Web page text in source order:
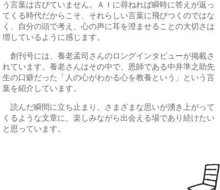
う言葉は古びていません。ＡＩに尋ねれば瞬時に答えが返っ
てくる時代だからこそ、それらしい言葉に飛びつくのではな
く、自分の頭で考え、心の声に耳を澄ませることの大切さは
増しているように感じます。
創刊号には、養老孟司さんのロングインタビューが掲載さ
れています。養老さんはその中で、恩師である中井準之助先
生の口癖だった「人の心がわかる心を教養という」という言
葉を紹介しています。
読んだ瞬間に立ち止まり、さまざまな思いが湧き上がって
くるような文章に、楽しみながら出会える場であり続けたい
と思っています。